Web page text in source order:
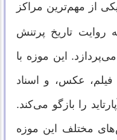
از مهم‌ترین مراکز
روایت تاریخ پرتنش
می‌پردازد. این موزه با
فیلم، عکس، و اسناد
را بازگو می‌کند.
مختلف این موزه